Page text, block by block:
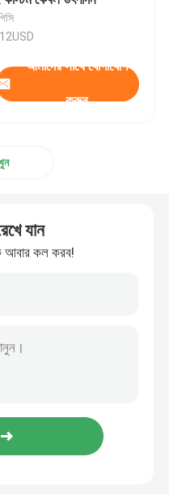
আমাদের সাথে যোগাযোগ
করুন
যান
আবার কল করব!